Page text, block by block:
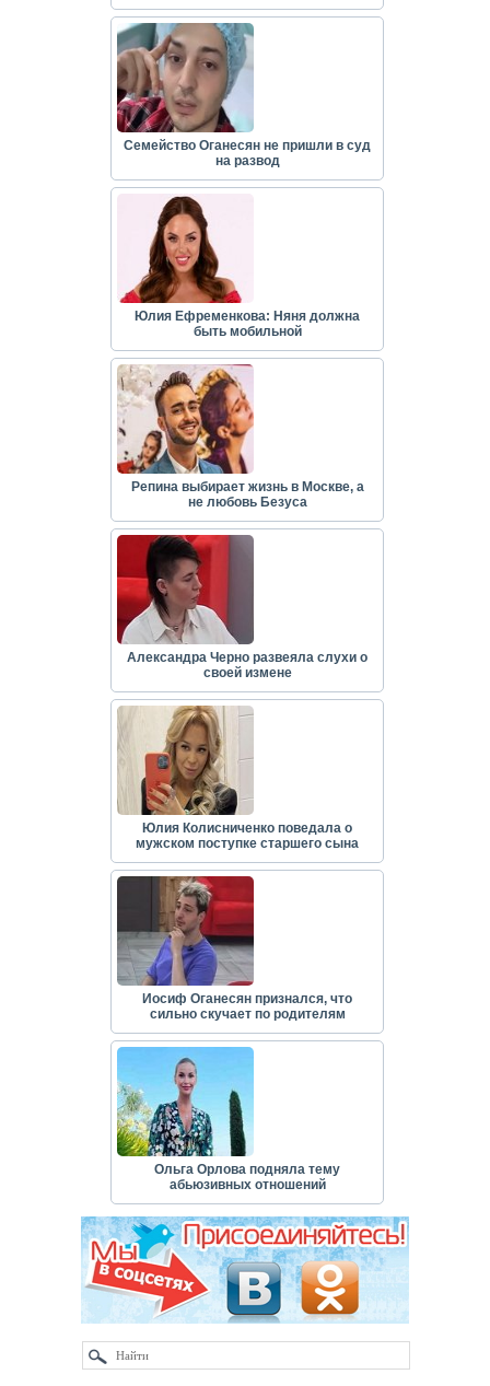
Семейство Оганесян не пришли в суд
на развод
Юлия Ефременкова: Няня должна
быть мобильной
Репина выбирает жизнь в Москве, а
не любовь Безуса
Александра Черно развеяла слухи о
своей измене
Юлия Колисниченко поведала о
мужском поступке старшего сына
Иосиф Оганесян признался, что
сильно скучает по родителям
Ольга Орлова подняла тему
абьюзивных отношений